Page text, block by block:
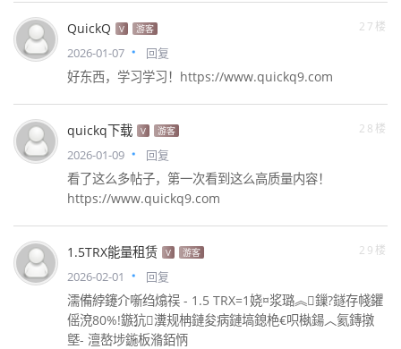
QuickQ V 游客 27楼
2026-01-07 回复
好东西，学习学习！https://www.quickq9.com
quickq下载 V 游客 28楼
2026-01-09 回复
看了这么多帖子，第一次看到这么高质量内容！
https://www.quickq9.com
1.5TRX能量租赁 V 游客 29楼
2026-02-01 回复
濡備綍鑳介噺绉熻祦 - 1.5 TRX=1娆¤浆璐︽鏁?鐩存帴鑺
傜渷80%!鏃犺瀵规柟鏈夋病鏈塙鎴栬€呮槸鍚︿氦鏄撴
墍- 澶嶅埗鍦板潃銆怲